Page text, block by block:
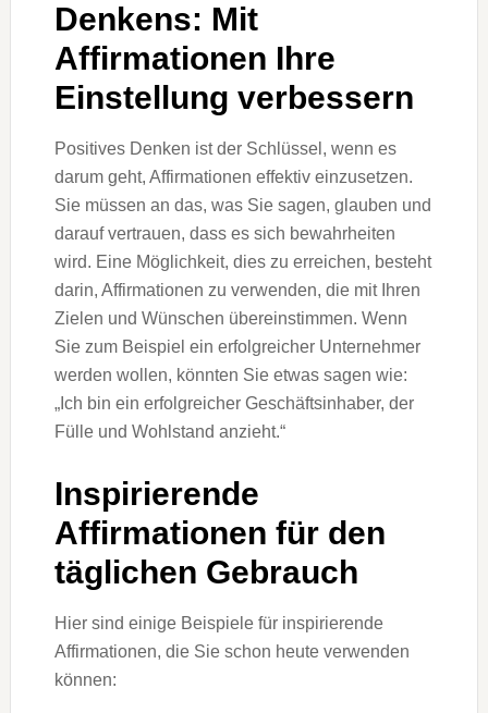
Denkens: Mit
Affirmationen Ihre
Einstellung verbessern
Positives Denken ist der Schlüssel, wenn es
darum geht, Affirmationen effektiv einzusetzen.
Sie müssen an das, was Sie sagen, glauben und
darauf vertrauen, dass es sich bewahrheiten
wird. Eine Möglichkeit, dies zu erreichen, besteht
darin, Affirmationen zu verwenden, die mit Ihren
Zielen und Wünschen übereinstimmen. Wenn
Sie zum Beispiel ein erfolgreicher Unternehmer
werden wollen, könnten Sie etwas sagen wie:
„Ich bin ein erfolgreicher Geschäftsinhaber, der
Fülle und Wohlstand anzieht.“
Inspirierende
Affirmationen für den
täglichen Gebrauch
Hier sind einige Beispiele für inspirierende
Affirmationen, die Sie schon heute verwenden
können: